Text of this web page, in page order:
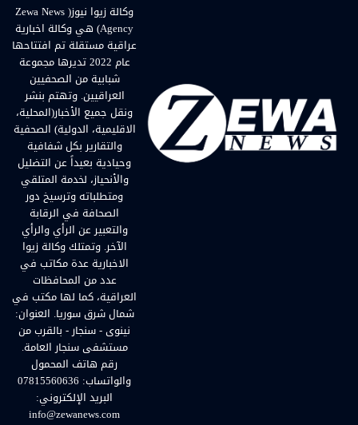
وكالة زيوا نيوز( Zewa News
Agency) هي وكالة اخبارية
عراقية مستقلة تم افتتاحها
عام 2022 تديرها مجموعة
شبابية من الصحفيين
العراقيين. وتهتم بنشر
ونقل جميع الأخبار(المحلية،
الاقليمية، الدولية) الصحفية
والتقارير بكل شفافية
وحيادية بعيداً عن التضليل
والأنحياز، لخدمة المتلقي
ومتطلباته وترسيخ دور
الصحافة في الرقابة
والتعبير عن الرأي والرأي
الآخر. وتمتلك وكالة زيوا
الاخبارية عدة مكاتب في
عدد من المحافظات
العراقية، كما لها مكتب في
شمال شرق سوريا. العنوان:
نينوى - سنجار - بالقرب من
مستشفى سنجار العامة.
رقم هاتف المحمول
والواتساب: 07815560636
البريد الإلكتروني:
info@zewanews.com